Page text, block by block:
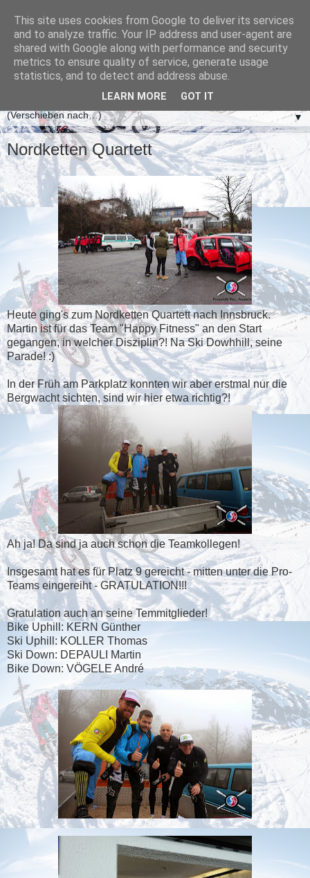
▼
Nordketten Quartett
Heute ging's zum Nordketten Quartett nach Innsbruck.
Martin ist für das Team "Happy Fitness" an den Start
gegangen, in welcher Disziplin?! Na Ski Dowhhill, seine
Parade! :)
In der Früh am Parkplatz konnten wir aber erstmal nur die
Bergwacht sichten, sind wir hier etwa richtig?!
Ah ja! Da sind ja auch schon die Teamkollegen!
Insgesamt hat es für Platz 9 gereicht - mitten unter die Pro-
Teams eingereiht - GRATULATION!!!
Gratulation auch an seine Temmitglieder!
Bike Uphill: KERN Günther
Ski Uphill: KOLLER Thomas
Ski Down: DEPAULI Martin
Bike Down: VÖGELE André
This site uses cookies from Google to deliver its services
and to analyze traffic. Your IP address and user-agent are
shared with Google along with performance and security
metrics to ensure quality of service, generate usage
statistics, and to detect and address abuse.
LEARN MORE GOT IT